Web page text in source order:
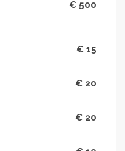
€ 500
€ 15
€ 20
€ 20